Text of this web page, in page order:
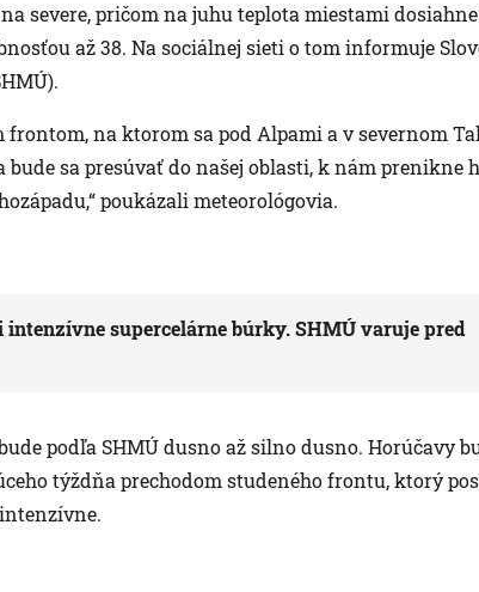
severe, pričom na juhu teplota miestami
až 38. Na sociálnej sieti o tom informuje
frontom, na ktorom sa pod Alpami a v severnom
sa presúvať do našej oblasti, k nám prenikne
poukázali meteorológovia.
intenzívne supercelárne búrky. SHMÚ varuje pred
podľa SHMÚ dusno až silno dusno. Horúčavy
týždňa prechodom studeného frontu, ktorý